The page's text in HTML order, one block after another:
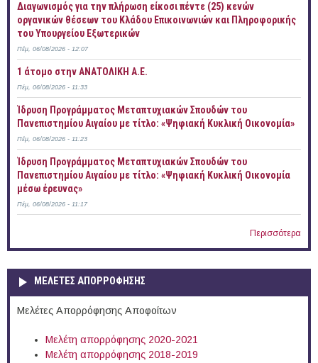
Διαγωνισμός για την πλήρωση είκοσι πέντε (25) κενών
οργανικών θέσεων του Κλάδου Επικοινωνιών και Πληροφορικής
του Υπουργείου Εξωτερικών
Πέμ, 06/08/2026 - 12:07
1 άτομο στην ΑΝΑΤΟΛΙΚΗ Α.Ε.
Πέμ, 06/08/2026 - 11:33
Ίδρυση Προγράμματος Μεταπτυχιακών Σπουδών του
Πανεπιστημίου Αιγαίου με τίτλο: «Ψηφιακή Κυκλική Οικονομία»
Πέμ, 06/08/2026 - 11:23
Ίδρυση Προγράμματος Μεταπτυχιακών Σπουδών του
Πανεπιστημίου Αιγαίου με τίτλο: «Ψηφιακή Κυκλική Οικονομία
μέσω έρευνας»
Πέμ, 06/08/2026 - 11:17
Περισσότερα
ΜΕΛΕΤΕΣ ΑΠΟΡΡΟΦΗΣΗΣ
Μελέτες Απορρόφησης Αποφοίτων
Μελέτη απορρόφησης 2020-2021
Μελέτη απορρόφησης 2018-2019